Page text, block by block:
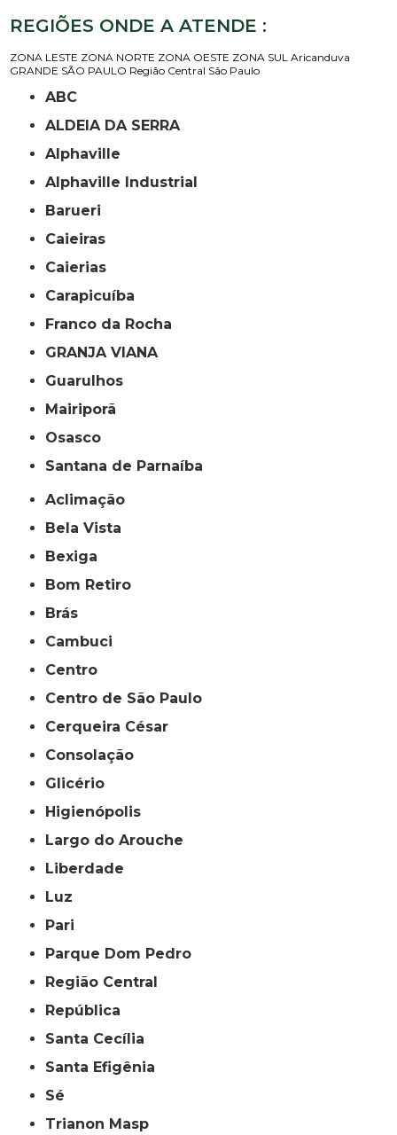
REGIÕES ONDE A ATENDE :
ZONA LESTE ZONA NORTE ZONA OESTE ZONA SUL Aricanduva
GRANDE SÃO PAULO Região Central São Paulo
ABC
ALDEIA DA SERRA
Alphaville
Alphaville Industrial
Barueri
Caieiras
Caierias
Carapicuíba
Franco da Rocha
GRANJA VIANA
Guarulhos
Mairiporã
Osasco
Santana de Parnaíba
Aclimação
Bela Vista
Bexiga
Bom Retiro
Brás
Cambuci
Centro
Centro de São Paulo
Cerqueira César
Consolação
Glicério
Higienópolis
Largo do Arouche
Liberdade
Luz
Pari
Parque Dom Pedro
Região Central
República
Santa Cecília
Santa Efigênia
Sé
Trianon Masp